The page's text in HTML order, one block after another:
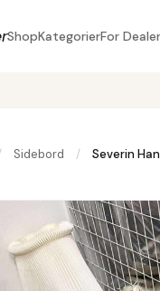
ShopKategorierFor
Sidebord / Severin